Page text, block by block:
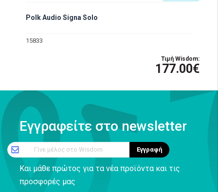
Polk Audio Signa Solo
15833
Τιμή Wisdom:
177.00€
Εγγραφείτε στο newsletter
Γίνε μέλος στο Wisdom Εγγραφή
Και μάθε πρώτος για τα νέα προϊόντα και τις
προσφορές μας